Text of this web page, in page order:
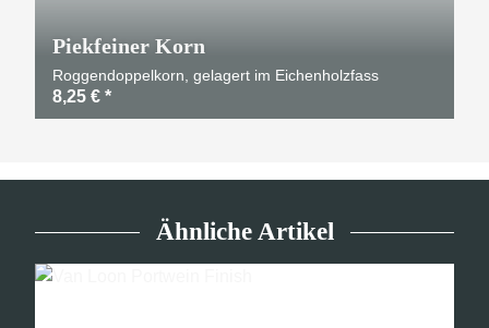
Piekfeiner Korn
Roggendoppelkorn, gelagert im Eichenholzfass
8,25 € *
Ähnliche Artikel